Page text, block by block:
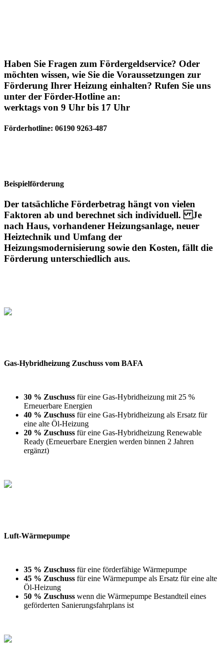
Haben Sie Fragen zum Fördergeldservice? Oder
möchten wissen, wie Sie die Voraussetzungen zur
Förderung Ihrer Heizung einhalten? Rufen Sie uns
unter der Förder-Hotline an:
werktags von 9 Uhr bis 17 Uhr
Förderhotline: 06190 9263-487
Beispielförderung
Der tatsächliche Förderbetrag hängt von vielen
Faktoren ab und berechnet sich individuell. Je
nach Haus, vorhandener Heizungsanlage, neuer
Heiztechnik und Umfang der
Heizungsmodernisierung sowie den Kosten, fällt die
Förderung unterschiedlich aus.
Gas-Hybridheizung Zuschuss vom BAFA
30 % Zuschuss für eine Gas-Hybridheizung mit 25 %
Erneuerbare Energien
40 % Zuschuss für eine Gas-Hybridheizung als Ersatz für
eine alte Öl-Heizung
20 % Zuschuss für eine Gas-Hybridheizung Renewable
Ready (Erneuerbare Energien werden binnen 2 Jahren
ergänzt)
Luft-Wärmepumpe
35 % Zuschuss für eine förderfähige Wärmepumpe
45 % Zuschuss für eine Wärmepumpe als Ersatz für eine alte
Öl-Heizung
50 % Zuschuss wenn die Wärmepumpe Bestandteil eines
geförderten Sanierungsfahrplans ist